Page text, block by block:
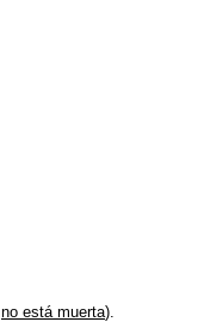
no está muerta).